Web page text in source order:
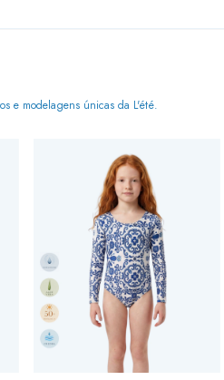
e modelagens únicas da L'été.